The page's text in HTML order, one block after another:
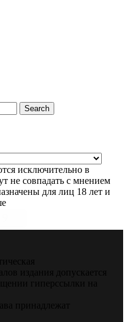
Search
исключительно в
не совпадать с мнением
для лиц 18 лет и
издания допускается
гиперссылки на
принадлежат